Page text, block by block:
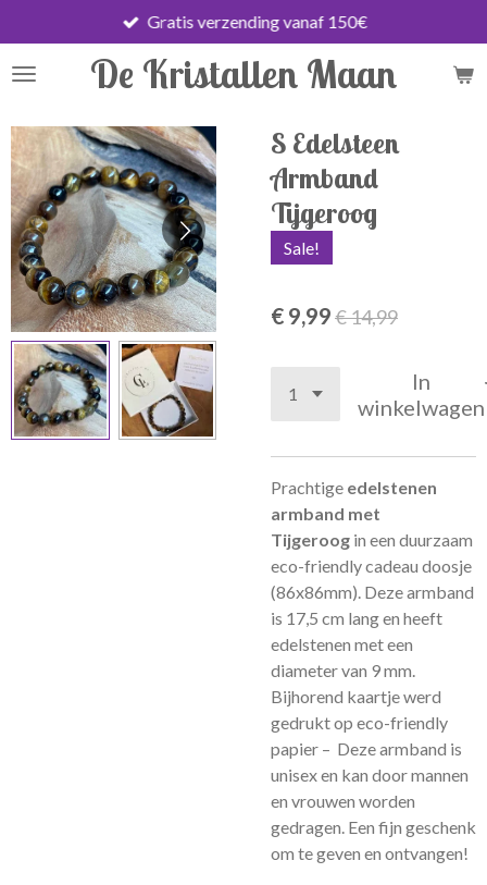
direct
naar
hoofdinhoud
De Kristallen Maan
Gratis verzending vanaf 150€
S Edelsteen
Armband
Tijgeroog
Sale!
€ 9,99€ 14,99
In
winkelwagen
Prachtige edelstenen
armband met
Tijgeroog in een duurzaam
eco-friendly cadeau doosje
(86x86mm). Deze armband
is 17,5 cm lang en heeft
edelstenen met een
diameter van 9 mm.
Bijhorend kaartje werd
gedrukt op eco-friendly
papier – Deze armband is
unisex en kan door mannen
en vrouwen worden
gedragen. Een fijn geschenk
om te geven en ontvangen!